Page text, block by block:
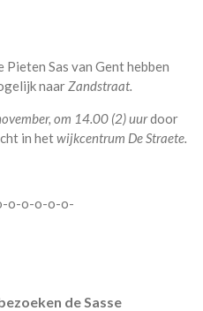
Sas van Gent hebben
naarZandstraat.
om 14.00 (2) uurdoor
in hetwijkcentrum De Straete.
o-o-o-o-o-
de Sasse